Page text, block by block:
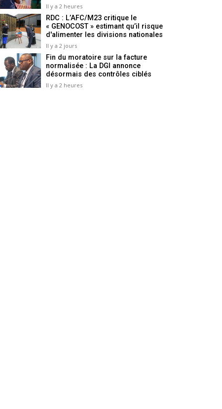
Il y a 2 heures
RDC : L’AFC/M23 critique le
« GENOCOST » estimant qu’il risque
d'alimenter les divisions nationales
Il y a 2 jours
Fin du moratoire sur la facture
normalisée : La DGI annonce
désormais des contrôles ciblés
Il y a 2 heures